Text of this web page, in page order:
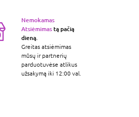
Nemokamas
Atsiėmimastą pačią
dieną.
Greitas atsiėmimas
mūsų ir partnerių
parduotuvėse atlikus
užsakymą iki 12:00 val.